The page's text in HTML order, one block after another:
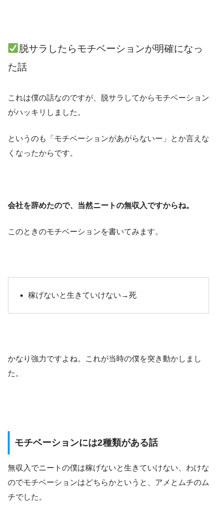
脱サラしたらモチベーションが明確になっ
た話
これは僕の話なのですが、脱サラしてからモチベーション
がハッキリしました。
というのも「モチベーションがあがらないー」とか言えな
くなったからです。
会社を辞めたので、当然ニートの無収入ですからね。
このときのモチベーションを書いてみます。
稼げないと生きていけない→死
かなり強力ですよね。これが当時の僕を突き動かしまし
た。
モチベーションには2種類がある話
無収入でニートの僕は稼げないと生きていけない、わけな
のでモチベーションはどちらかというと、アメとムチのム
チでした。